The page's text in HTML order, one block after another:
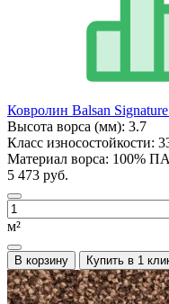
Ковролин Balsan
Высота ворса (мм): 3.7
Класс износостойкости:
Материал ворса: 100%
5 473 руб.
м²
В корзину Купить в 1